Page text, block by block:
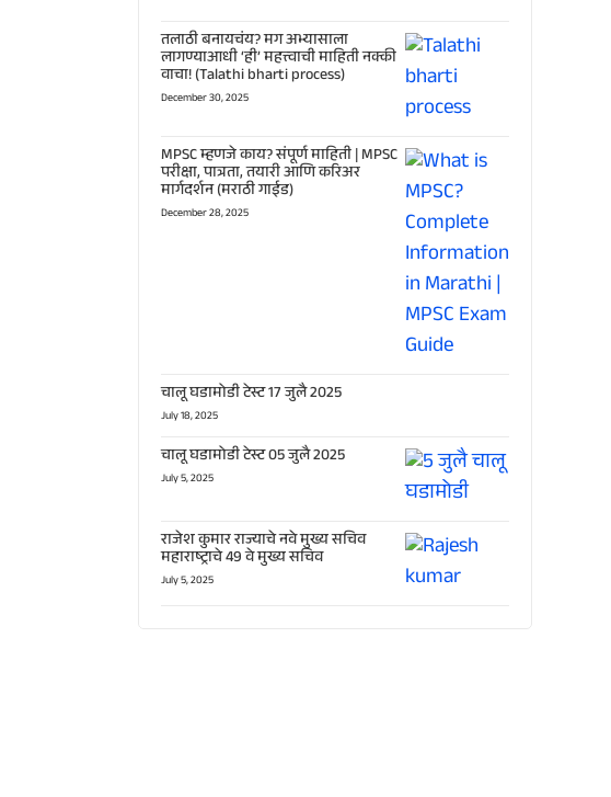
तलाठी बनायचंय? मग अभ्यासाला
लागण्याआधी ‘ही’ महत्त्वाची माहिती नक्की
वाचा! (Talathi bharti process)
December 30, 2025
MPSC म्हणजे काय? संपूर्ण माहिती | MPSC
परीक्षा, पात्रता, तयारी आणि करिअर
मार्गदर्शन (मराठी गाईड)
December 28, 2025
चालू घडामोडी टेस्ट 17 जुलै 2025
July 18, 2025
चालू घडामोडी टेस्ट 05 जुलै 2025
July 5, 2025
राजेश कुमार राज्याचे नवे मुख्य सचिव
महाराष्ट्राचे 49 वे मुख्य सचिव
July 5, 2025